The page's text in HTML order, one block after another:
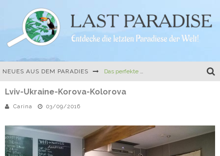
NEUES AUS DEM PARADIES Das perfekte Camping-Gericht: One-Pot-Pasta mit Tomate und Mozzarella
Ferien auf dem Land – 10 besondere Ferienhäuser in Frankreich und Italien
Lviv-Ukraine-Korova-Kolorova
Carina 03/09/2016